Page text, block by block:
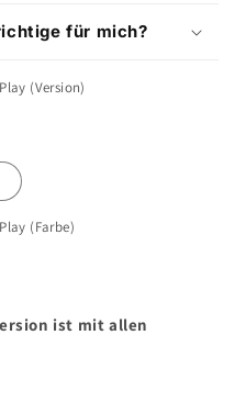
für mich?
(Version)
(Farbe)
ist mit allen